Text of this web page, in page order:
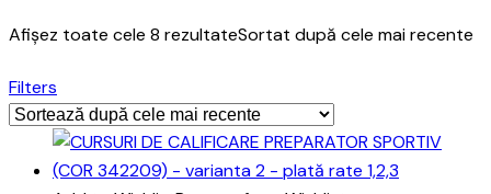
Afișez toate cele 8 rezultateSortat după cele mai recente
Filters